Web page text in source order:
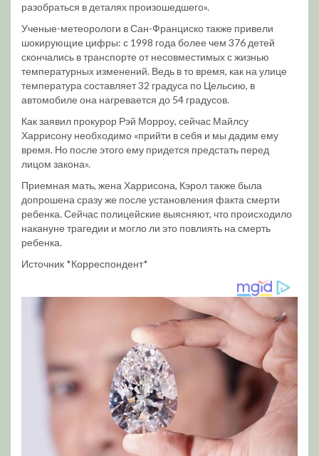
разобраться в деталях произошедшего».
Ученые-метеорологи в Сан-Франциско также привели
шокирующие цифры: с 1998 года более чем 376 детей
скончались в транспорте от несовместимых с жизнью
температурных изменений. Ведь в то время, как на улице
температура составляет 32 градуса по Цельсию, в
автомобиле она нагревается до 54 градусов.
Как заявил прокурор Рэй Морроу, сейчас Майлсу
Харрисону необходимо «прийти в себя и мы дадим ему
время. Но после этого ему придется предстать перед
лицом закона».
Приемная мать, жена Харрисона, Кэрол также была
допрошена сразу же после установления факта смерти
ребенка. Сейчас полицейские выясняют, что происходило
накануне трагедии и могло ли это повлиять на смерть
ребенка.
Источник *Корреспондент*